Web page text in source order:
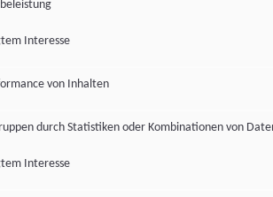
Interesse
von Inhalten
durch Statistiken oder Kombinationen von
Interesse